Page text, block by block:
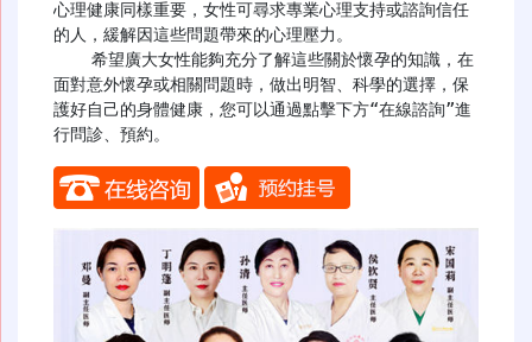
心理健康同樣重要，女性可尋求專業心理支持或諮詢信任
的人，緩解因這些問題帶來的心理壓力。
面對意外懷孕或相關問題時，做出明智、科學的選擇，保
護好自己的身體健康，您可以通過點擊下方“在線諮詢”進
行問診、預約。